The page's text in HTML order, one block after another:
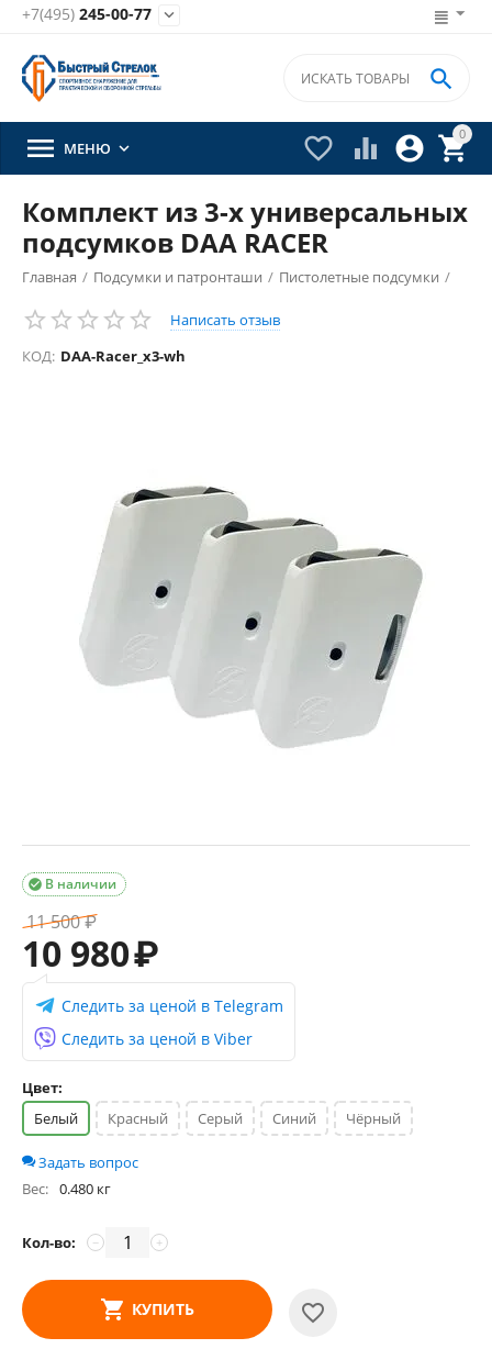
+7(495) 245-00-77 
0


 

 МЕНЮ 
Комплект из 3-х универсальных
подсумков DAA RACER
Главная / Подсумки и патронташи / Пистолетные подсумки /
Написать отзыв
КОД: DAA-Racer_x3-wh
В наличии

11 500₽
10 980₽
Следить за ценой в Telegram
Следить за ценой в Viber
Цвет:
Белый
Красный Серый Синий Чёрный
Задать вопрос
Вес: 0.480 кг
Кол-во: +
−
КУПИТЬ